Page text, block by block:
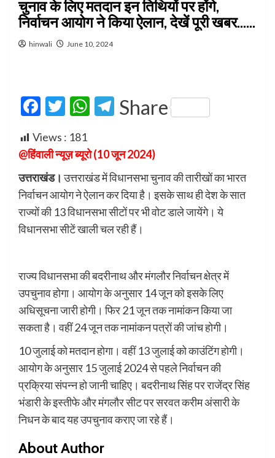
चुनाव के लिए मतदान इन तिथियों पर होंगे,
निर्वाचन आयोग ने किया ऐलान, देखें पूरी खबर……
hinwali June 10, 2024
Facebook
Twitter
WhatsApp
Telegram
Share
Views : 181
@हिंवाली न्यूज़ ब्यूरो (10 जून 2024)
उत्तराखंड।उत्तराखंड में विधानसभा चुनाव की तारीखों का भारत
निर्वाचन आयोग ने ऐलान कर दिया है। इसके साथ ही देश के सात
राज्यों की 13 विधानसभा सीटों पर भी वोट डाले जायेंगे। ये
विधानसभा सीटें खाली चल रही हैं।
राज्य विधानसभा की बदरीनाथ और मंगलौर निर्वाचन क्षेत्र में
उपचुनाव होगा। आयोग के अनुसार 14 जून को इसके लिए
अधिसूचना जारी होगी। फिर 21 जून तक नामांकन किया जा
सकता है। वहीं 24 जून तक नामांकन पत्रों की जांच होगी।
10 जुलाई को मतदान होगा। वहीं 13 जुलाई को काउंटिंग होगी।
आयोग के अनुसार 15 जुलाई 2024 से पहले निर्वाचन की
प्रक्रिया संपन्न हो जानी चाहिए। बदरीनाथ सिंह पर राजेंद्र सिंह
भंडारी के इस्तीफे और मंगलौर सीट पर सरवत करीम अंसारी के
निधन के बाद यह उपचुनाव कराए जा रहे हैं।
About Author